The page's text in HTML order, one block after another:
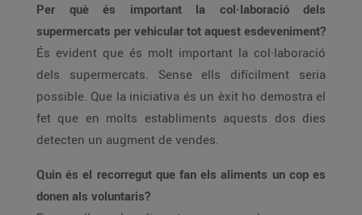
Per què és important la col·laboració dels
supermercats per vehicular tot aquest esdeveniment?
És evident que és molt important la col·laboració
dels supermercats. Sense ells difícilment seria
possible. Que la iniciativa és un èxit ho demostra el
fet que en molts establiments aquests dos dies
detecten un augment de vendes.
Quin és el recorregut que fan els aliments un cop es
donen als voluntaris?